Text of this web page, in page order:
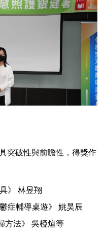
突破性與前瞻性，得獎作
》 林昱翔
症輔導桌遊》 姚昊辰
方法》 吳椏煊等